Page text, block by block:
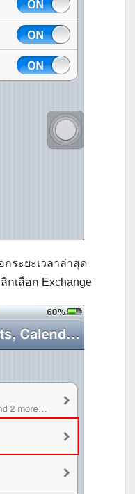
กระยะเวลาล่าสุด
กเลือก Exchange